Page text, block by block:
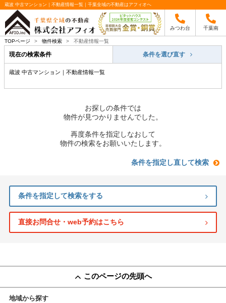
蔵波 中古マンション｜不動産情報一覧｜千葉全域の不動産はアフィオへ
みつわ台 千葉南
TOPページ > 物件検索 > 不動産情報一覧
現在の検索条件 条件を選び直す
蔵波 中古マンション｜不動産情報一覧
お探しの条件では
物件が見つかりませんでした。
再度条件を指定しなおして
物件の検索をお願いいたします。
条件を指定し直して検索
条件を指定して検索をする
直接お問合せ・web予約はこちら
このページの先頭へ
地域から探す